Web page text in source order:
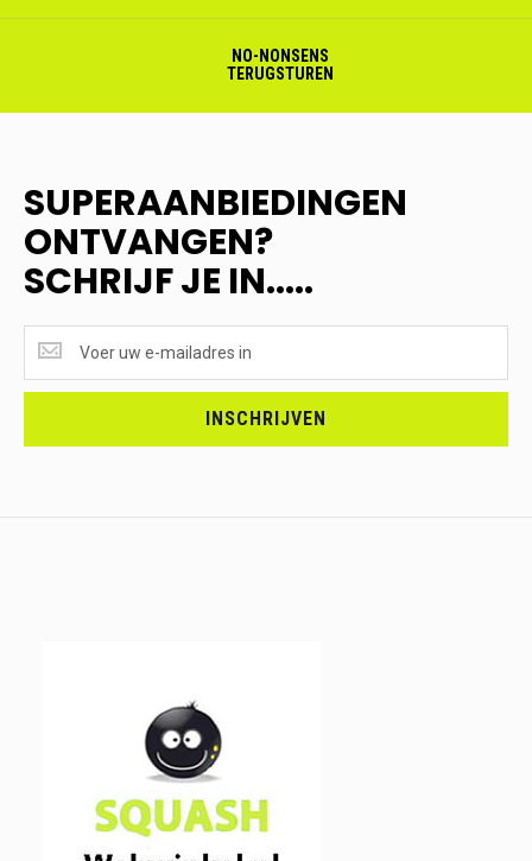
NO-NONSENS
TERUGSTUREN
SUPERAANBIEDINGEN
ONTVANGEN?
SCHRIJF JE IN.....
ONTVANGEN?
<br>SCHRIJF
INSCHRIJVEN